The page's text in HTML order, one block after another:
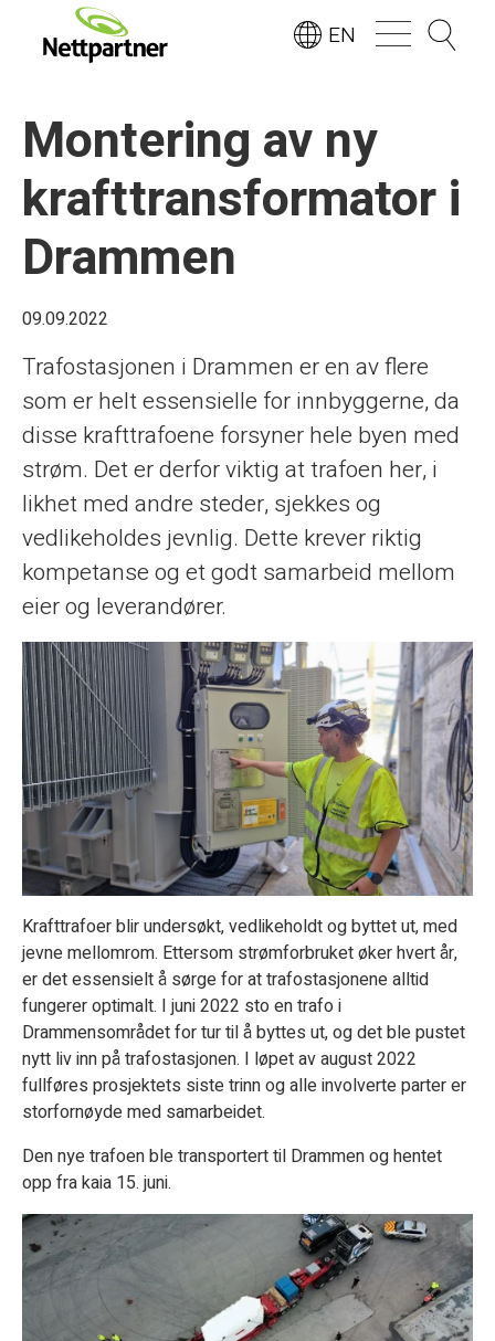
EN
Montering av ny
krafttransformator i
Drammen
09.09.2022
Trafostasjonen i Drammen er en av flere
som er helt essensielle for innbyggerne, da
disse krafttrafoene forsyner hele byen med
strøm. Det er derfor viktig at trafoen her, i
likhet med andre steder, sjekkes og
vedlikeholdes jevnlig. Dette krever riktig
kompetanse og et godt samarbeid mellom
eier og leverandører.
Krafttrafoer blir undersøkt, vedlikeholdt og byttet ut, med
jevne mellomrom. Ettersom strømforbruket øker hvert år,
er det essensielt å sørge for at trafostasjonene alltid
fungerer optimalt. I juni 2022 sto en trafo i
Drammensområdet for tur til å byttes ut, og det ble pustet
nytt liv inn på trafostasjonen. I løpet av august 2022
fullføres prosjektets siste trinn og alle involverte parter er
storfornøyde med samarbeidet.
Den nye trafoen ble transportert til Drammen og hentet
opp fra kaia 15. juni.